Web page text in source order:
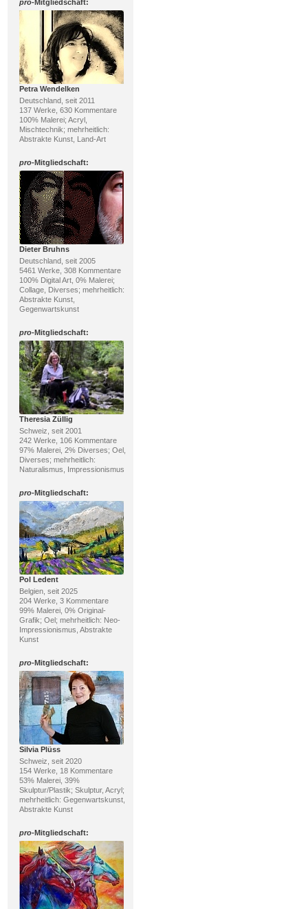
pro-Mitgliedschaft:
Petra Wendelken
Deutschland, seit 2011
137 Werke, 630 Kommentare
100% Malerei; Acryl,
Mischtechnik; mehrheitlich:
Abstrakte Kunst, Land-Art
pro-Mitgliedschaft:
Dieter Bruhns
Deutschland, seit 2005
5461 Werke, 308 Kommentare
100% Digital Art, 0% Malerei;
Collage, Diverses; mehrheitlich:
Abstrakte Kunst,
Gegenwartskunst
pro-Mitgliedschaft:
Theresia Züllig
Schweiz, seit 2001
242 Werke, 106 Kommentare
97% Malerei, 2% Diverses; Oel,
Diverses; mehrheitlich:
Naturalismus, Impressionismus
pro-Mitgliedschaft:
Pol Ledent
Belgien, seit 2025
204 Werke, 3 Kommentare
99% Malerei, 0% Original-
Grafik; Oel; mehrheitlich: Neo-
Impressionismus, Abstrakte
Kunst
pro-Mitgliedschaft:
Silvia Plüss
Schweiz, seit 2020
154 Werke, 18 Kommentare
53% Malerei, 39%
Skulptur/Plastik; Skulptur, Acryl;
mehrheitlich: Gegenwartskunst,
Abstrakte Kunst
pro-Mitgliedschaft: